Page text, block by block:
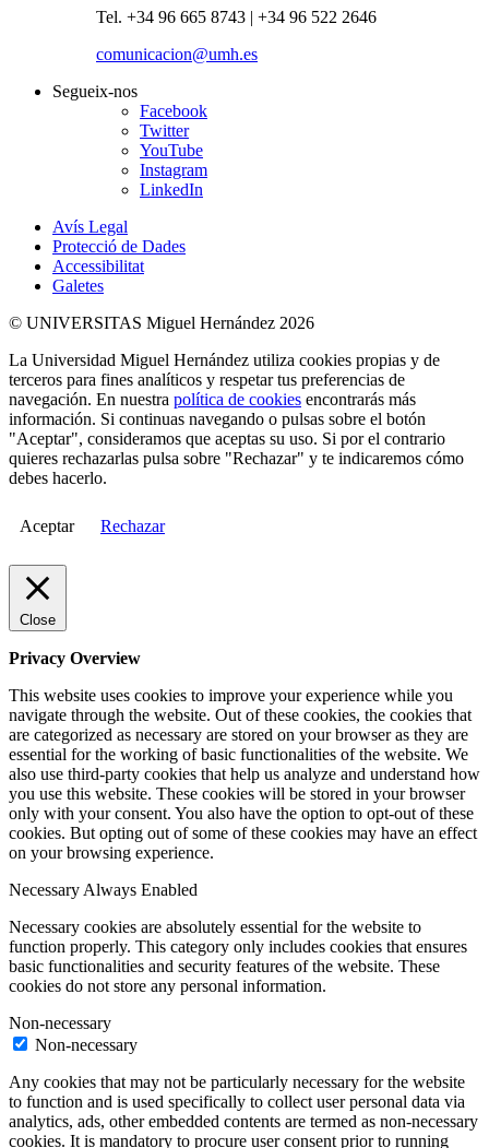
Tel. +34 96 665 8743 | +34 96 522 2646
comunicacion@umh.es
Segueix-nos
Facebook
Twitter
YouTube
Instagram
LinkedIn
Avís Legal
Protecció de Dades
Accessibilitat
Galetes
© UNIVERSITAS Miguel Hernández 2026
La Universidad Miguel Hernández utiliza cookies propias y de
terceros para fines analíticos y respetar tus preferencias de
navegación. En nuestra política de cookies encontrarás más
información. Si continuas navegando o pulsas sobre el botón
"Aceptar", consideramos que aceptas su uso. Si por el contrario
quieres rechazarlas pulsa sobre "Rechazar" y te indicaremos cómo
debes hacerlo.
Aceptar Rechazar
Close
Privacy Overview
This website uses cookies to improve your experience while you
navigate through the website. Out of these cookies, the cookies that
are categorized as necessary are stored on your browser as they are
essential for the working of basic functionalities of the website. We
also use third-party cookies that help us analyze and understand how
you use this website. These cookies will be stored in your browser
only with your consent. You also have the option to opt-out of these
cookies. But opting out of some of these cookies may have an effect
on your browsing experience.
Necessary Always Enabled
Necessary cookies are absolutely essential for the website to
function properly. This category only includes cookies that ensures
basic functionalities and security features of the website. These
cookies do not store any personal information.
Non-necessary
Non-necessary
Any cookies that may not be particularly necessary for the website
to function and is used specifically to collect user personal data via
analytics, ads, other embedded contents are termed as non-necessary
cookies. It is mandatory to procure user consent prior to running